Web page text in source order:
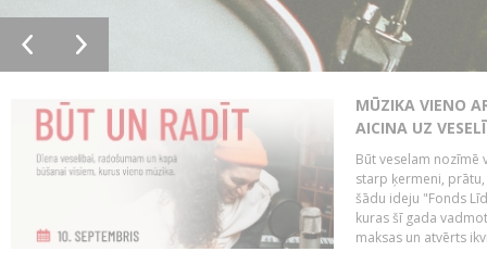
MŪZIKA VIENO
AICINA UZ
Būt veselam nozīmē
starp ķermeni,
šādu ideju "Fonds
kuras šī gada
maksas un atvērts